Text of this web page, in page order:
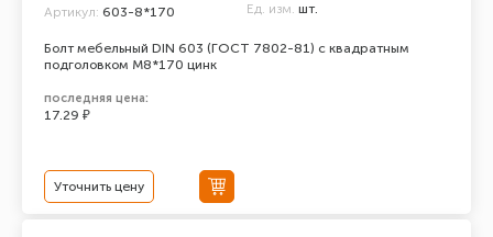
Болт мебельный DIN 603 (ГОСТ 7802-81) с квадратным
подголовком М8*170 цинк
Артикул: 603-8*170 Ед. изм. шт.
последняя цена:
17.29 ₽
Уточнить цену